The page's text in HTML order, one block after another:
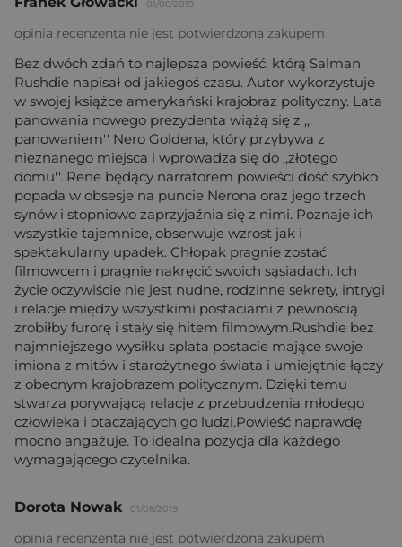
01/08/2019
opinia recenzenta nie jest potwierdzona zakupem
Bez dwóch zdań to najlepsza powieść, którą Salman
Rushdie napisał od jakiegoś czasu. Autor wykorzystuje
w swojej książce amerykański krajobraz polityczny. Lata
panowania nowego prezydenta wiążą się z ,,
panowaniem'' Nero Goldena, który przybywa z
nieznanego miejsca i wprowadza się do ,,złotego
domu''. Rene będący narratorem powieści dość szybko
popada w obsesje na puncie Nerona oraz jego trzech
synów i stopniowo zaprzyjaźnia się z nimi. Poznaje ich
wszystkie tajemnice, obserwuje wzrost jak i
spektakularny upadek. Chłopak pragnie zostać
filmowcem i pragnie nakręcić swoich sąsiadach. Ich
życie oczywiście nie jest nudne, rodzinne sekrety, intrygi
i relacje między wszystkimi postaciami z pewnością
zrobiłby furorę i stały się hitem filmowym.Rushdie bez
najmniejszego wysiłku splata postacie mające swoje
imiona z mitów i starożytnego świata i umiejętnie łączy
z obecnym krajobrazem politycznym. Dzięki temu
stwarza porywającą relacje z przebudzenia młodego
człowieka i otaczających go ludzi.Powieść naprawdę
mocno angażuje. To idealna pozycja dla każdego
wymagającego czytelnika.
Dorota Nowak 01/08/2019
opinia recenzenta nie jest potwierdzona zakupem